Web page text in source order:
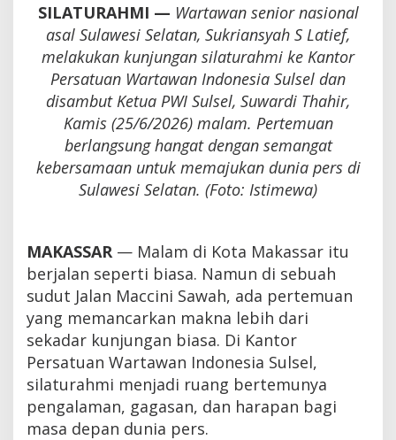
SILATURAHMI — Wartawan senior nasional
asal Sulawesi Selatan, Sukriansyah S Latief,
melakukan kunjungan silaturahmi ke Kantor
Persatuan Wartawan Indonesia Sulsel dan
disambut Ketua PWI Sulsel, Suwardi Thahir,
Kamis (25/6/2026) malam. Pertemuan
berlangsung hangat dengan semangat
kebersamaan untuk memajukan dunia pers di
Sulawesi Selatan. (Foto: Istimewa)
MAKASSAR — Malam di Kota Makassar itu
berjalan seperti biasa. Namun di sebuah
sudut Jalan Maccini Sawah, ada pertemuan
yang memancarkan makna lebih dari
sekadar kunjungan biasa. Di Kantor
Persatuan Wartawan Indonesia Sulsel,
silaturahmi menjadi ruang bertemunya
pengalaman, gagasan, dan harapan bagi
masa depan dunia pers.